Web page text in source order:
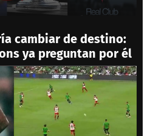
cambiar de destino:
ya preguntan por él